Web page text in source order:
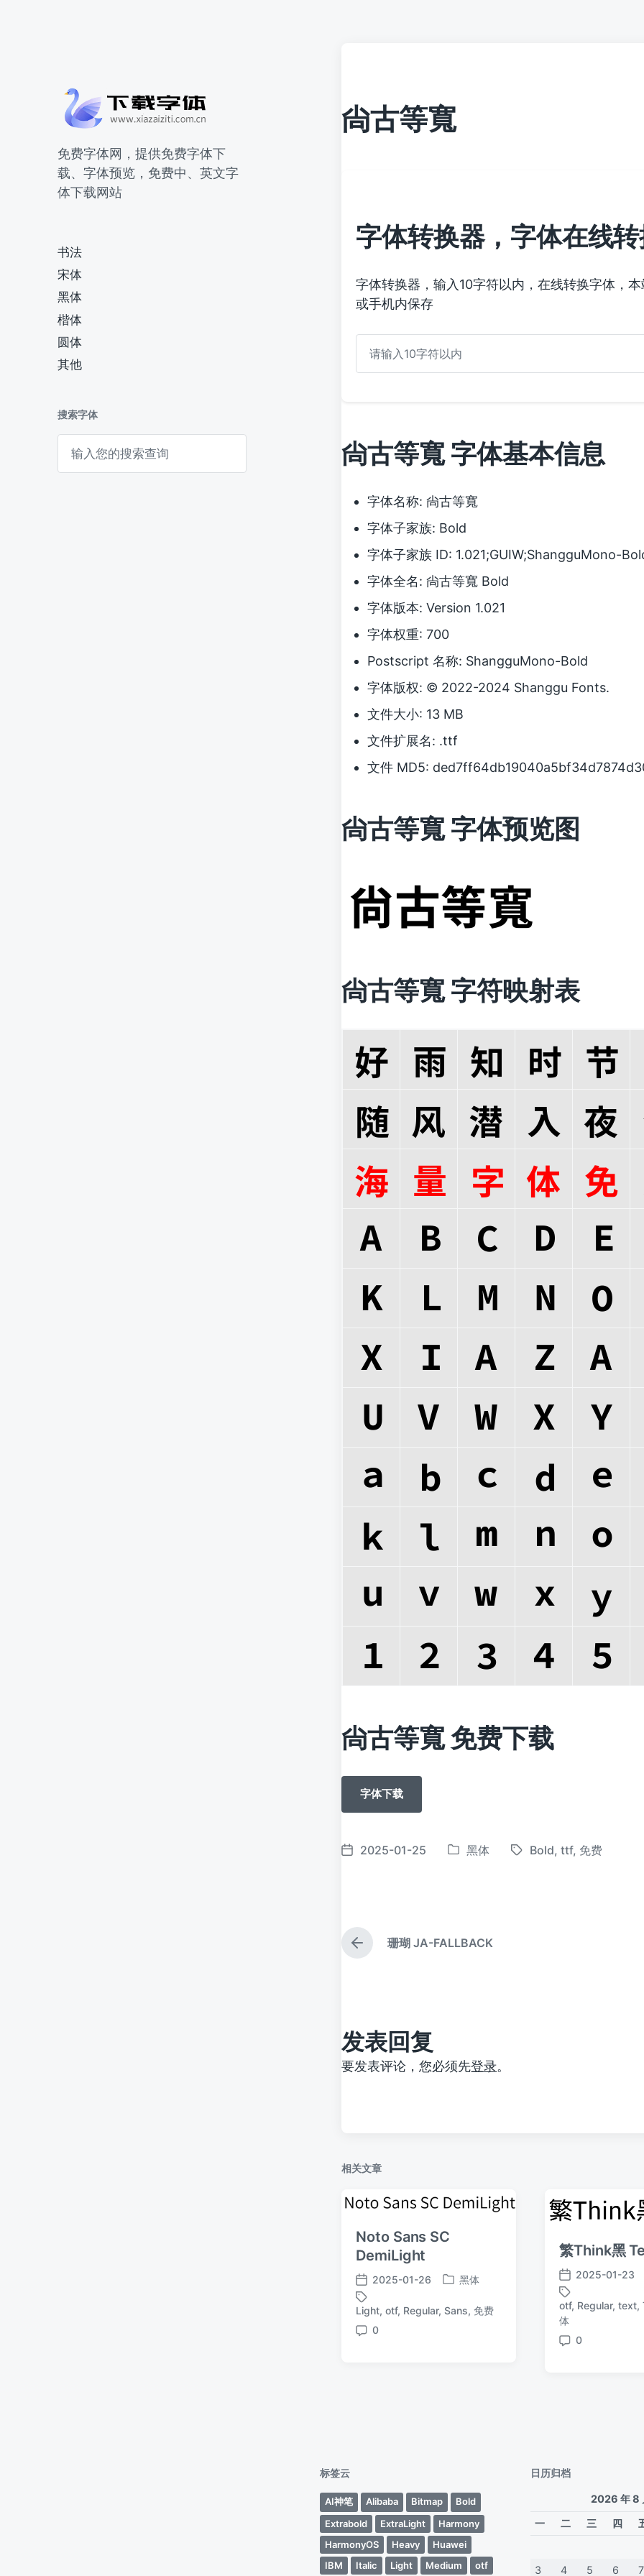
免费字体网，提供免费字体下
载、字体预览，免费中、英文字
体下载网站
书法
宋体
黑体
楷体
圆体
其他
搜索字体
尙古等寬
字体转换器，字体在线
字体转换器，输入10字符以内，在线转换字体，
或手机内保存
尙古等寬 字体基本信息
字体名称: 尙古等寬
字体子家族: Bold
字体子家族 ID: 1.021;GUIW;ShangguMono-
字体全名: 尙古等寬 Bold
字体版本: Version 1.021
字体权重: 700
Postscript 名称: ShangguMono-Bold
字体版权: © 2022-2024 Shanggu Fonts.
文件大小: 13 MB
文件扩展名: .ttf
文件 MD5:
尙古等寬 字体预览图
尙古等寬 字符映射表
尙古等寬 免费下载
字体下载
发
2025-01-25
发
黑体
标
Bold,ttf, 免费
上
篇
珊瑚 JA-FALLBACK
发表回复
要发表评论，您必须先登录。
相关文章
Noto Sans SC
DemiLight
发
布
日
期
2025-01-26
发
于
黑体
标
签
Light,otf, Regular,Sans, 免费
评
0
繁Think黑
发
布
日
期
2025-01-23
标
签
otf, Regular,text,
体
评
0
标签云
AI神笔 Alibaba Bitmap
Bold
Extrabold
ExtraLight
Harmony
HarmonyOS
Heavy
Huawei
IBM
Italic Light Medium otf
日历归档
2026 年 8
一
二 三 四
3 4 5 6 7